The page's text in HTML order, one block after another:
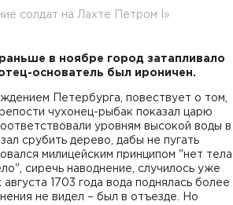
солдат на Лахте Петром I»
в ноябре город затапливало
основатель был ироничен.
Петербурга, повествует о том,
чухонец-рыбак показал царю
уровням высокой воды в
срубить дерево, дабы не пугать
милицейским принципом "нет тела
сиречь наводнение, случилось уже
1703 года вода поднялась более
не видел – был в отъезде. Но